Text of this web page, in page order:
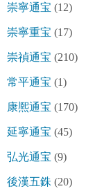
崇寧通宝 (12)
崇寧重宝 (17)
崇禎通宝 (210)
常平通宝 (1)
康熈通宝 (170)
延寧通宝 (45)
弘光通宝 (9)
後漢五銖 (20)